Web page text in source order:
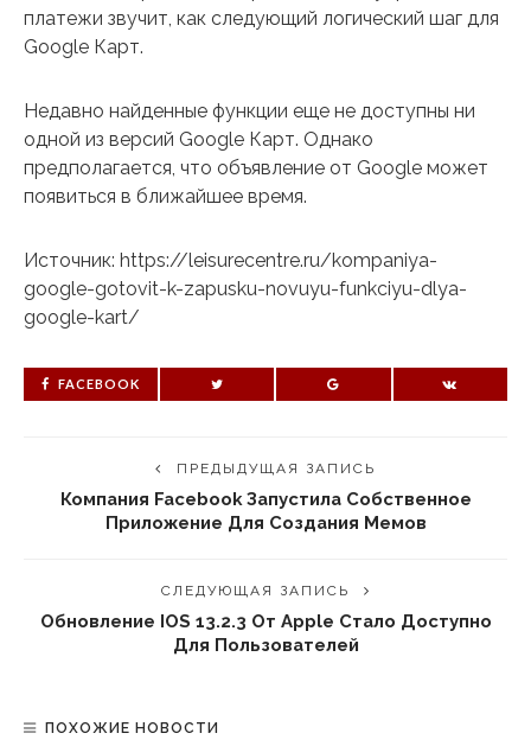
платежи звучит, как следующий логический шаг для
Google Карт.
Недавно найденные функции еще не доступны ни
одной из версий Google Карт. Однако
предполагается, что объявление от Google может
появиться в ближайшее время.
Источник: https://leisurecentre.ru/kompaniya-
google-gotovit-k-zapusku-novuyu-funkciyu-dlya-
google-kart/
FACEBOOK
ПРЕДЫДУЩАЯ ЗАПИСЬ
Компания Facebook Запустила Собственное
Приложение Для Создания Мемов
СЛЕДУЮЩАЯ ЗАПИСЬ
Обновление IOS 13.2.3 От Apple Стало Доступно
Для Пользователей
ПОХОЖИЕ НОВОСТИ